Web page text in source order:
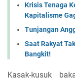
Krisis Tenaga
Kapitalisme
Tunjangan
Saat Rakyat
Bangkit!
Kasak-kusuk